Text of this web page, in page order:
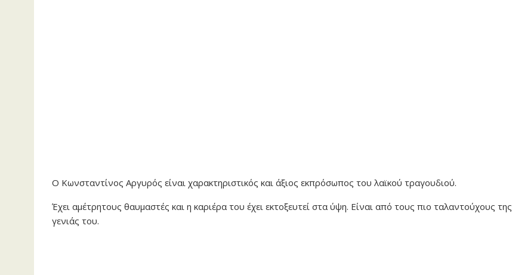
Ο Κωνσταντίνος Αργυρός είναι χαρακτηριστικός και άξιος εκπρόσωπος του λαϊκού τραγουδιού.
Έχει αμέτρητους θαυμαστές και η καριέρα του έχει εκτοξευτεί στα ύψη. Είναι από τους πιο ταλαντούχους της
γενιάς του.